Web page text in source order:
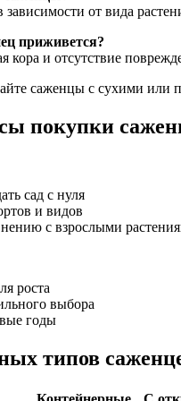
от вида
приживется?
кора и отсутствие
саженцы с сухими
покупки
сад с нуля
и видов
с взрослыми
роста
выбора
годы
типов